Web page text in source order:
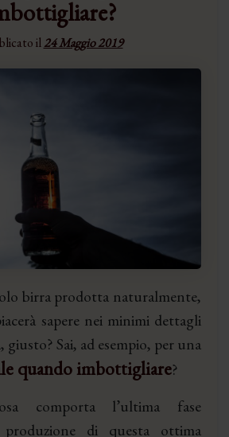
il24 Maggio 2019
birra prodotta naturalmente,
sapere nei minimi dettagli
giusto? Sai, ad esempio, per una
quando imbottigliare?
comporta l’ultima fase
di questa ottima